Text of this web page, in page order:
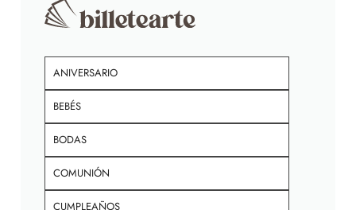
ANIVERSARIO
BEBÉS
BODAS
COMUNIÓN
CUMPLEAÑOS